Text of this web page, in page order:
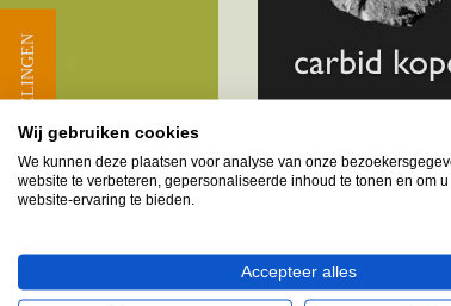
Melkbusshop.nl HET
Provincie Noord-
Heemstede & omgeving
★ BEOORDELINGEN
Wij gebruiken cookies
We kunnen deze plaatsen voor analyse van onze
website te verbeteren, gepersonaliseerde inhoud te tonen en om
website-ervaring te bieden.
Accepteer alles